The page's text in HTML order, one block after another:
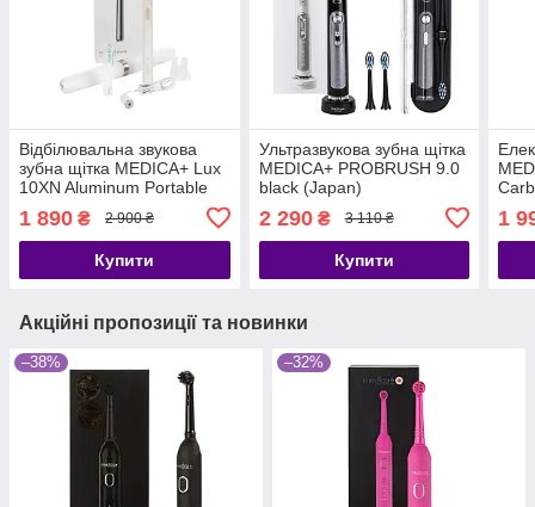
Відбілювальна звукова
зубна щітка MEDICA+ Lux
10ХN Aluminum Portable
1 890 ₴ 2 900 ₴
Купити
Ультразвукова зубна щітка
MEDICA+ PROBRUSH 9.0
black (Japan)
2 290₴ 3 110 ₴
Купити
1
Акційні пропозиції та новинки
–38% –32%